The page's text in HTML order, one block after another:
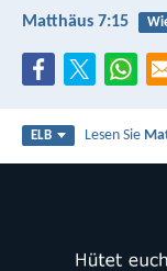
Matthäus 7:15
ELB Lesen Sie